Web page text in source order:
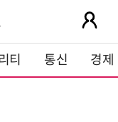
티 통신 경제